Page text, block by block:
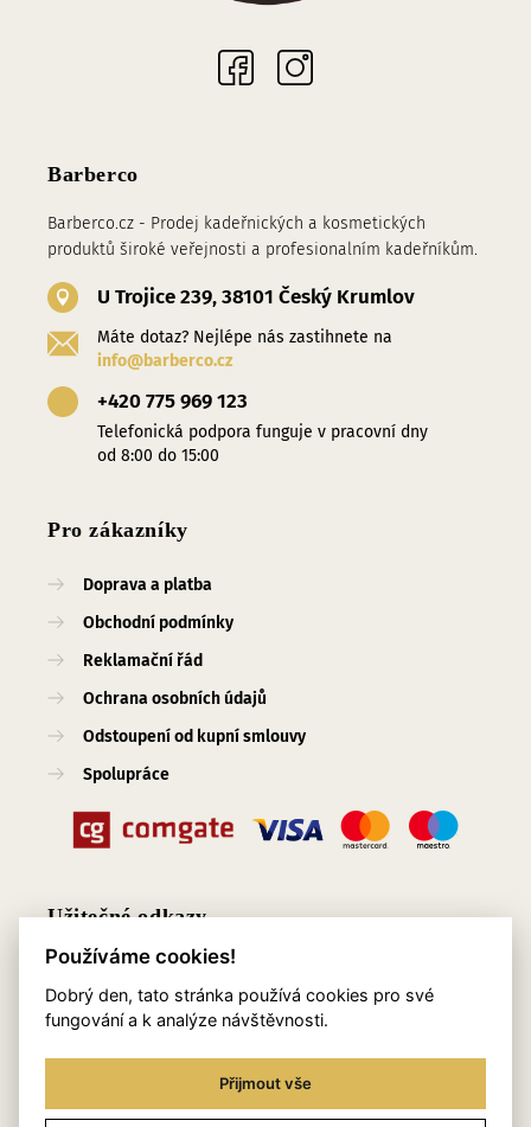
Barberco
Barberco.cz - Prodej kadeřnických a kosmetických
produktů široké veřejnosti a profesionalním kadeřníkům.
U Trojice 239, 38101 Český Krumlov
Máte dotaz? Nejlépe nás zastihnete na
info@barberco.cz
+420 775 969 123
Telefonická podpora funguje v pracovní dny
od 8:00 do 15:00
Pro zákazníky
Doprava a platba
Obchodní podmínky
Reklamační řád
Ochrana osobních údajů
Odstoupení od kupní smlouvy
Spolupráce
Užitečné odkazy
O nás
Blog
Používáme cookies!
Dobrý den, tato stránka používá cookies pro své
fungování a k analýze návštěvnosti.
Přijmout vše